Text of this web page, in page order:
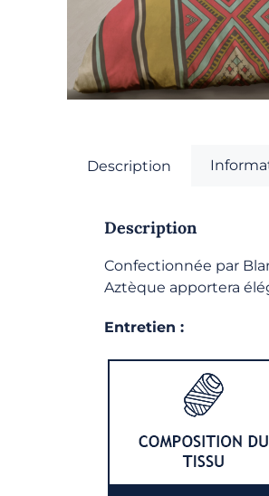
Description
Description
Confectionnée par
Aztèque apportera
Entretien :